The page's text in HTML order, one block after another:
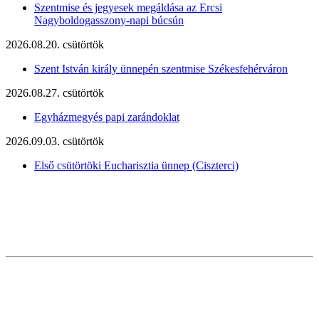
Szentmise és jegyesek megáldása az Ercsi
Nagyboldogasszony-napi búcsún
2026.08.20. csütörtök
Szent István király ünnepén szentmise Székesfehérváron
2026.08.27. csütörtök
Egyházmegyés papi zarándoklat
2026.09.03. csütörtök
Első csütörtöki Eucharisztia ünnep (Ciszterci)